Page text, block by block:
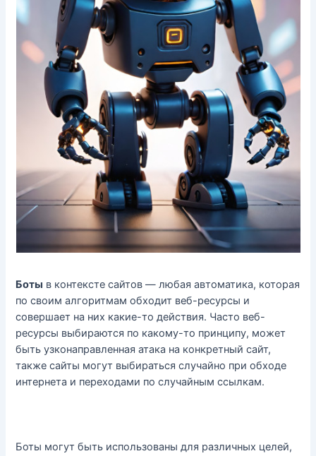
Боты в контексте сайтов — любая автоматика, которая
по своим алгоритмам обходит веб-ресурсы и
совершает на них какие-то действия. Часто веб-
ресурсы выбираются по какому-то принципу, может
быть узконаправленная атака на конкретный сайт,
также сайты могут выбираться случайно при обходе
интернета и переходами по случайным ссылкам.
Боты могут быть использованы для различных целей,